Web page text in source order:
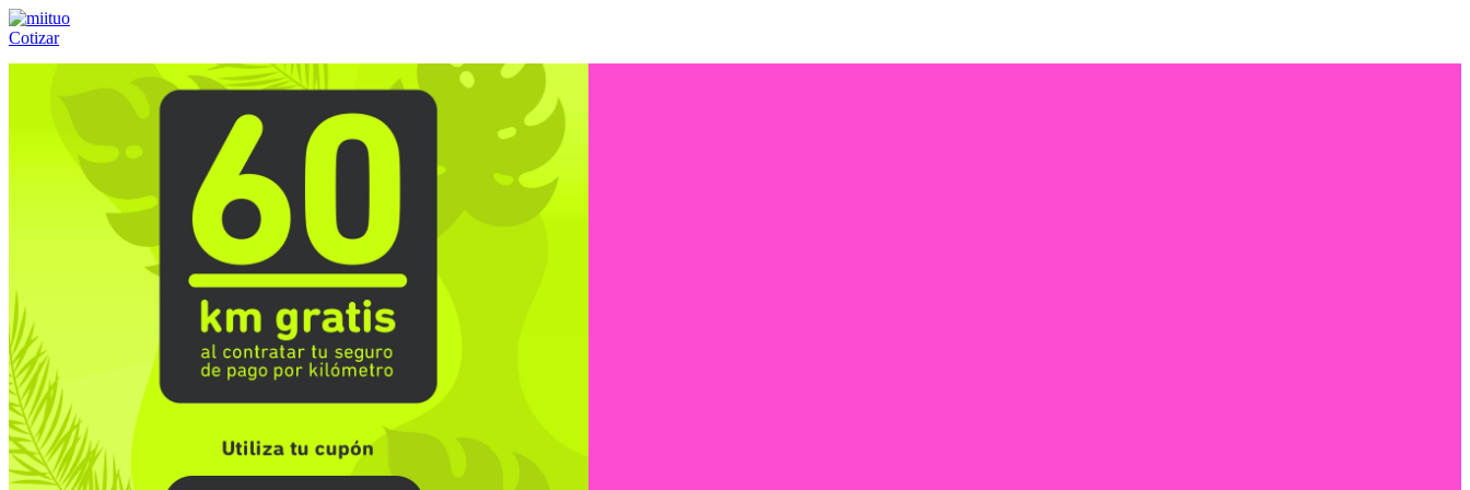
Cotizar
(55) 84-21-05-00ó800-953-00-59